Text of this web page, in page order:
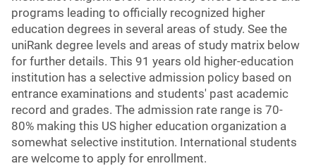
programs leading to officially recognized higher
education degrees in several areas of study. See the
uniRank degree levels and areas of study matrix below
for further details. This 91 years old higher-education
institution has a selective admission policy based on
entrance examinations and students' past academic
record and grades. The admission rate range is 70-
80% making this US higher education organization a
somewhat selective institution. International students
are welcome to apply for enrollment.